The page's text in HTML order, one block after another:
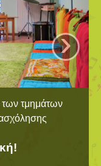
των τμημάτων
›